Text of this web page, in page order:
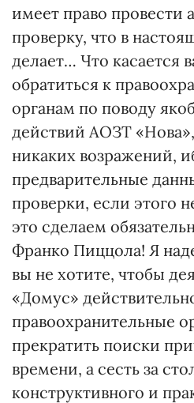
имеет право провести
проверку, что в
делает… Что касается
обратиться к
органам по поводу
действий АОЗТ
никаких возражений,
предварительные
проверки, если этого
это сделаем
Франко Пиццола! Я
вы не хотите, чтобы
«Домус»
правоохранительные
прекратить поиски
времени, а сесть за
конструктивного и